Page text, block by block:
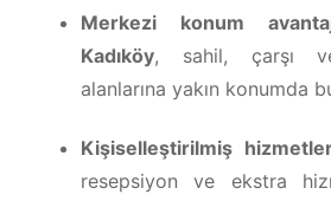
Merkezi konum
Kadıköy, sahil, çarşı
alanlarına yakın konumda
Kişiselleştirilmiş
resepsiyon ve ekstra